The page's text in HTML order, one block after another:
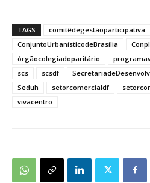
TAGS
comitêdegestãoparticipativa
ConjuntoUrbanísticodeBrasília
órgãocolegiadoparitário
scs
scsdf
Seduh
setorcomercialdf
vivacentro